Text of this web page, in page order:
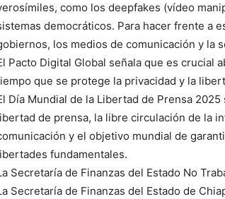
como los deepfakes (vídeo
democráticos. Para hacer frente a
los medios de comunicación y la
Pacto Digital Global señala que es crucial
que se protege la privacidad y la
Día Mundial de la Libertad de Prensa
de prensa, la libre circulación de la
y el objetivo mundial de
fundamentales.
Secretaría de Finanzas del Estado No
Secretaría de Finanzas del Estado de